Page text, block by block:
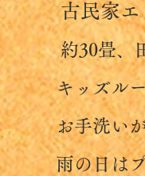
古民家エ
約30畳、田
キッズルーム
お手洗いが
雨の日はプロ